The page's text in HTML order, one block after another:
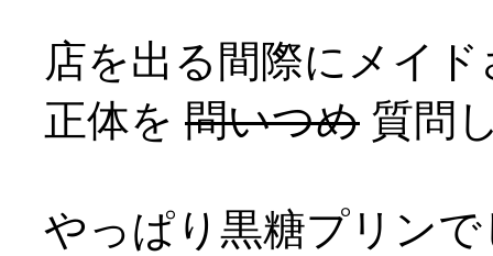
店を出る間際にメイ
正体を 問いつめ 質問
やっぱり黒糖プリン